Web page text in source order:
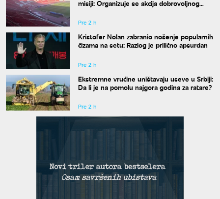
misiji: Organizuje se akcija dobrovoljnog
Pre 2 h
Kristofer Nolan zabranio nošenje popularnih
čizama na setu: Razlog je prilično apsurdan
Pre 2 h
Ekstremne vrućine uništavaju useve u Srbiji:
Da li je na pomolu najgora godina za ratare?
Pre 2 h